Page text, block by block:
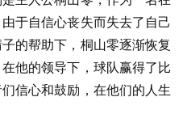
于自信心丧失而失去了自己
的帮助下，桐山零逐渐恢复
他的领导下，球队赢得了比
信心和鼓励，在他们的人生